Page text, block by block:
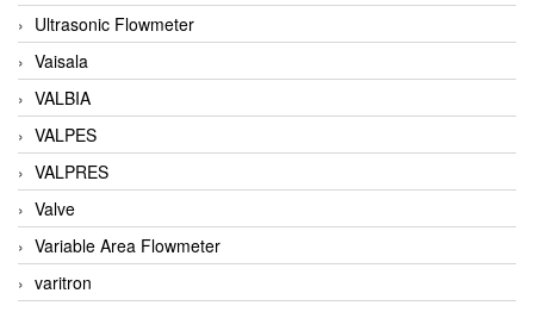
Ultrasonic Flowmeter
Vaisala
VALBIA
VALPES
VALPRES
Valve
Variable Area Flowmeter
varitron